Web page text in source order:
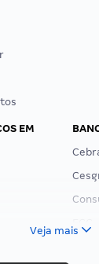
EM
Veja mais